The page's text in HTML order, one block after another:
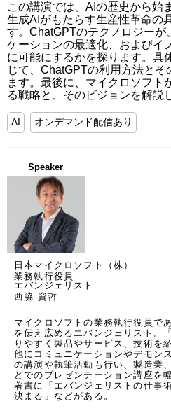
この講演では、AIの歴史から始
生成AIがもたらす生産性革命の
す。ChatGPTのテクノロジーが
ケーションの最適化、およびイ
に可能にするかを探ります。具
じて、ChatGPTの利用方法と
ます。最後に、マイクロソフト
る戦略と、そのビジョンを解説
AI オンデマンド配信あり
Speaker
日本マイクロソフト（株）
業務執行役員
エバンジェリスト
西脇 資哲
マイクロソフトの業務執行役員で
を伝え広めるエバンジェリスト。
りやすく製品やサービス、技術を
他にコミュニケーションやデモン
の講演や執筆活動も行い、製造業
どでのプレゼンテーション講座を
著書に「エバンジェリストの仕事
決まる」などがある。